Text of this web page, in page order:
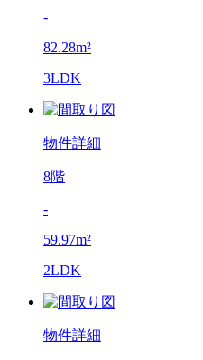
-
82.28m²
3LDK
物件詳細
8階
-
59.97m²
2LDK
物件詳細